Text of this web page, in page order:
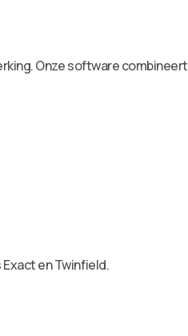
Onze software combineert
en Twinfield.